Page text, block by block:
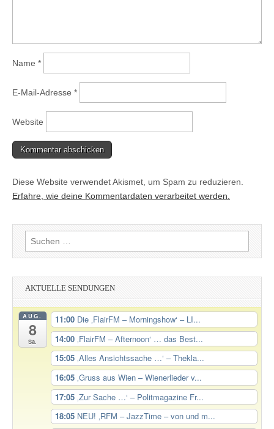
Name *
E-Mail-Adresse *
Website
Diese Website verwendet Akismet, um Spam zu reduzieren.
Erfahre, wie deine Kommentardaten verarbeitet werden.
Suchen
nach:
AKTUELLE SENDUNGEN
AUG.
8
Sa.
11:00 Die ‚FlairFM – Morningshow‘ – LI...
14:00 ‚FlairFM – Afternoon‘ … das Best...
15:05 ‚Alles Ansichtssache …‘ – Thekla...
16:05 ‚Gruss aus Wien – Wienerlieder v...
17:05 ‚Zur Sache …‘ – Politmagazine Fr...
18:05 NEU! ‚RFM – JazzTime – von und m...